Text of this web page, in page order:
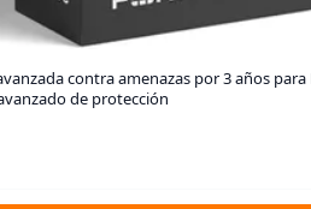
contra amenazas por 3 años para
de protección